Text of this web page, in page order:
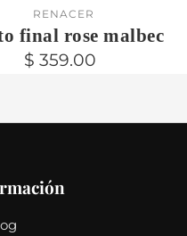
RENACER
final rose malbec
$ 359.00